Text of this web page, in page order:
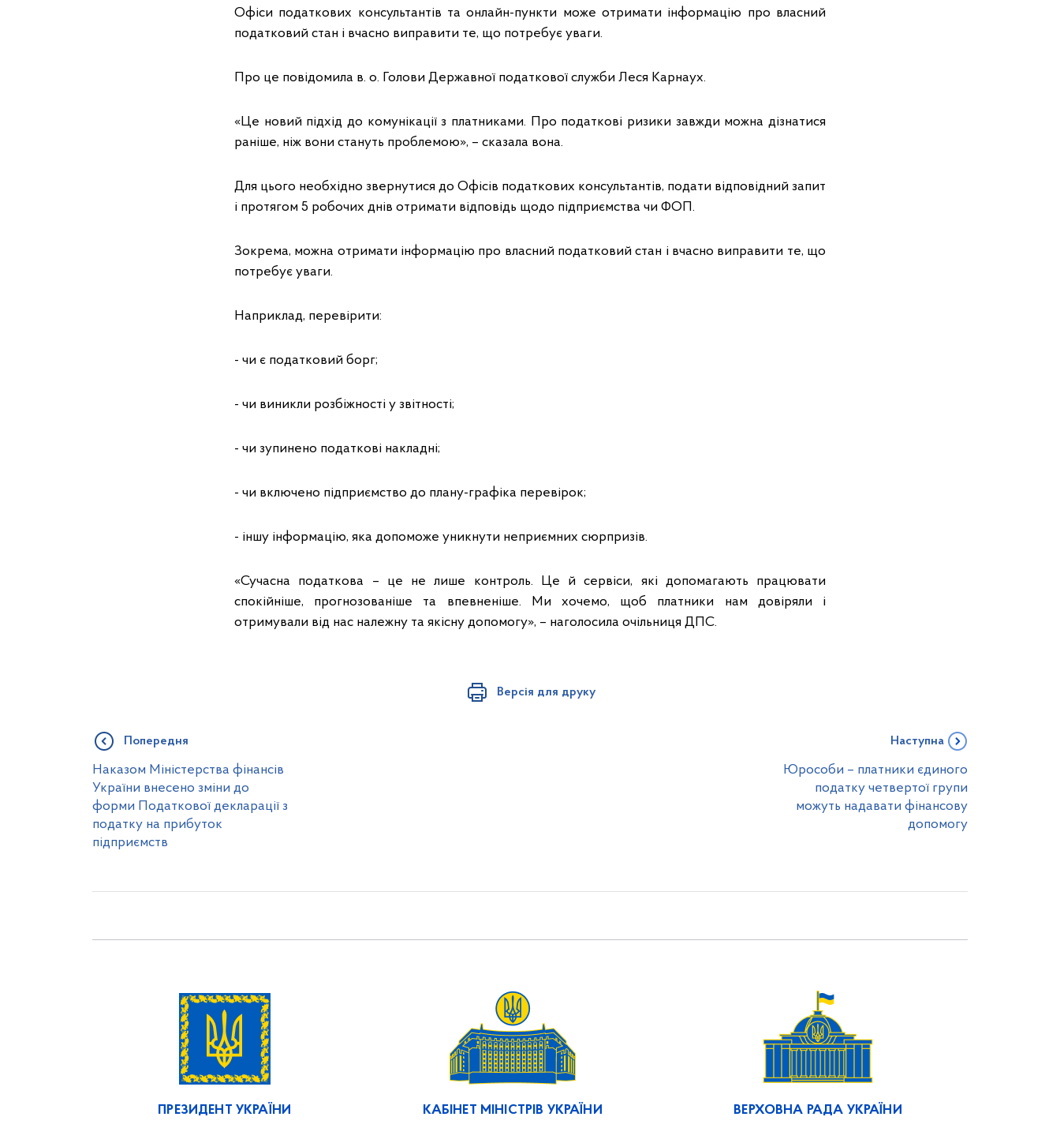
Офіси податкових консультантів та онлайн-пункти може отримати інформацію про власний
податковий стан і вчасно виправити те, що потребує уваги.
Про це повідомила в. о. Голови Державної податкової служби Леся Карнаух.
«Це новий підхід до комунікації з платниками. Про податкові ризики завжди можна дізнатися
раніше, ніж вони стануть проблемою», – сказала вона.
Для цього необхідно звернутися до Офісів податкових консультантів, подати відповідний запит
і протягом 5 робочих днів отримати відповідь щодо підприємства чи ФОП.
Зокрема, можна отримати інформацію про власний податковий стан і вчасно виправити те, що
потребує уваги.
Наприклад, перевірити:
- чи є податковий борг;
- чи виникли розбіжності у звітності;
- чи зупинено податкові накладні;
- чи включено підприємство до плану-графіка перевірок;
- іншу інформацію, яка допоможе уникнути неприємних сюрпризів.
«Сучасна податкова – це не лише контроль. Це й сервіси, які допомагають працювати
спокійніше, прогнозованіше та впевненіше. Ми хочемо, щоб платники нам довіряли і
отримували від нас належну та якісну допомогу», – наголосила очільниця ДПС.
Версія для друку
Попередня
Наказом Міністерства фінансів
України внесено зміни до
форми Податкової декларації з
податку на прибуток
підприємств
Наступна
Юрособи – платники єдиного
податку четвертої групи
можуть надавати фінансову
допомогу
ПРЕЗИДЕНТ УКРАЇНИ КАБІНЕТ МІНІСТРІВ УКРАЇНИ ВЕРХОВНА РАДА УКРАЇНИ